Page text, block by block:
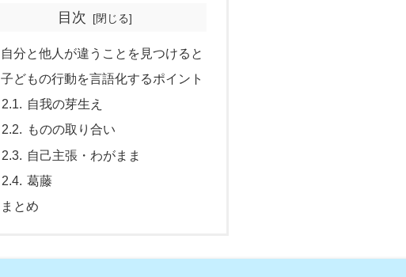
目次
自分と他人が違うことを見つけると
子どもの行動を言語化するポイント
自我の芽生え
ものの取り合い
自己主張・わがまま
葛藤
まとめ